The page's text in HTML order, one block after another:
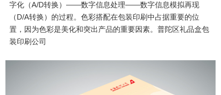
字化（A/D转换）——数字信息处理——数字信息模拟再现
（D/A转换）的过程。色彩搭配在包装印刷中占据重要的位
置，因为色彩是美化和突出产品的重要因素。普陀区礼品盒包
装印刷公司